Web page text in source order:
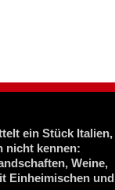
ein Stück Italien,
nicht kennen:
Weine,
Einheimischen und